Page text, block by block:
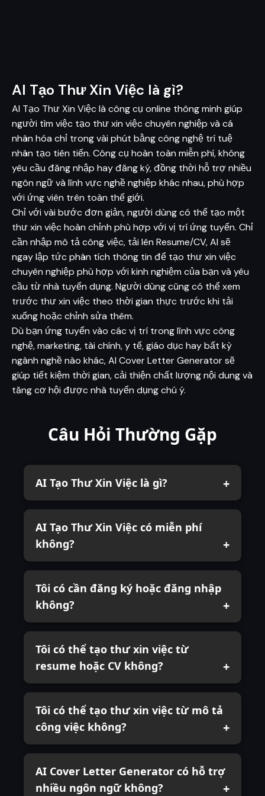
AI Tạo Thư Xin Việc là gì?
AI Tạo Thư Xin Việc là công cụ online thông minh giúp
người tìm việc tạo thư xin việc chuyên nghiệp và cá
nhân hóa chỉ trong vài phút bằng công nghệ trí tuệ
nhân tạo tiên tiến. Công cụ hoàn toàn miễn phí, không
yêu cầu đăng nhập hay đăng ký, đồng thời hỗ trợ nhiều
ngôn ngữ và lĩnh vực nghề nghiệp khác nhau, phù hợp
với ứng viên trên toàn thế giới.
Chỉ với vài bước đơn giản, người dùng có thể tạo một
thư xin việc hoàn chỉnh phù hợp với vị trí ứng tuyển. Chỉ
cần nhập mô tả công việc, tải lên Resume/CV, AI sẽ
ngay lập tức phân tích thông tin để tạo thư xin việc
chuyên nghiệp phù hợp với kinh nghiệm của bạn và yêu
cầu từ nhà tuyển dụng. Người dùng cũng có thể xem
trước thư xin việc theo thời gian thực trước khi tải
xuống hoặc chỉnh sửa thêm.
Dù bạn ứng tuyển vào các vị trí trong lĩnh vực công
nghệ, marketing, tài chính, y tế, giáo dục hay bất kỳ
ngành nghề nào khác, AI Cover Letter Generator sẽ
giúp tiết kiệm thời gian, cải thiện chất lượng nội dung và
tăng cơ hội được nhà tuyển dụng chú ý.
Câu Hỏi Thường Gặp
AI Tạo Thư Xin Việc là gì?
AI Tạo Thư Xin Việc có miễn phí
không?
Tôi có cần đăng ký hoặc đăng nhập
không?
Tôi có thể tạo thư xin việc từ
resume hoặc CV không?
Tôi có thể tạo thư xin việc từ mô tả
công việc không?
AI Cover Letter Generator có hỗ trợ
nhiều ngôn ngữ không?